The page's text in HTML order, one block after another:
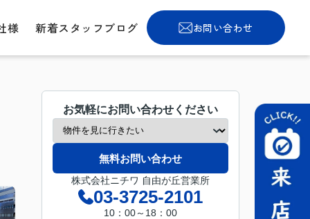
様 新着スタッフブログ お問い合わせ
お気軽にお問い合わせください
無料お問い合わせ
株式会社ニチワ 自由が丘営業所
03-3725-2101
10：00～18：00